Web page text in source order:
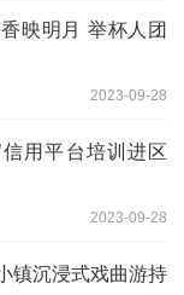
映明月 举杯人团
2023-09-28
信用平台培训进区
2023-09-28
镇沉浸式戏曲游持